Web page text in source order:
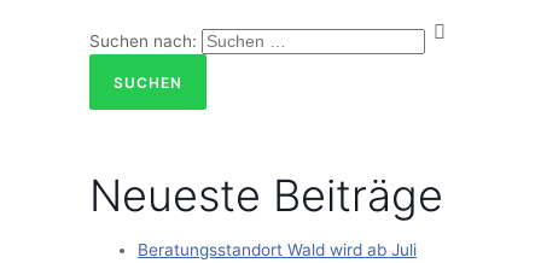
Suchen nach:
Neu­es­te Beiträge
Bera­tungs­stand­ort Wald wird ab Juli